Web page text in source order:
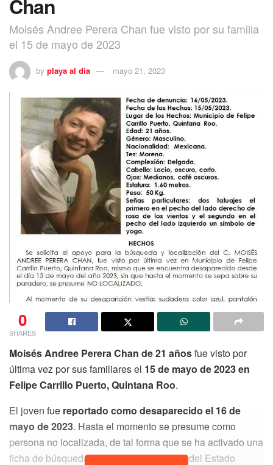
Chan
Moisés Andree Perera Chan fue visto por su familia
el 15 de mayo de 2023
by playa al dia mayo 21, 2023
0
SHARES
Moisés Andree Perera Chan de 21 añosfue visto por
última vez por sus familiares el 15 de mayo de 2023 en
Felipe Carrillo Puerto, Quintana Roo.
El joven fue reportado como desaparecido el 16 de
mayo de 2023. Hasta el momento se presume como
persona no localizada, de tal forma que se ha activado una
ficha de búsqueda en la Fiscalía General del Estado